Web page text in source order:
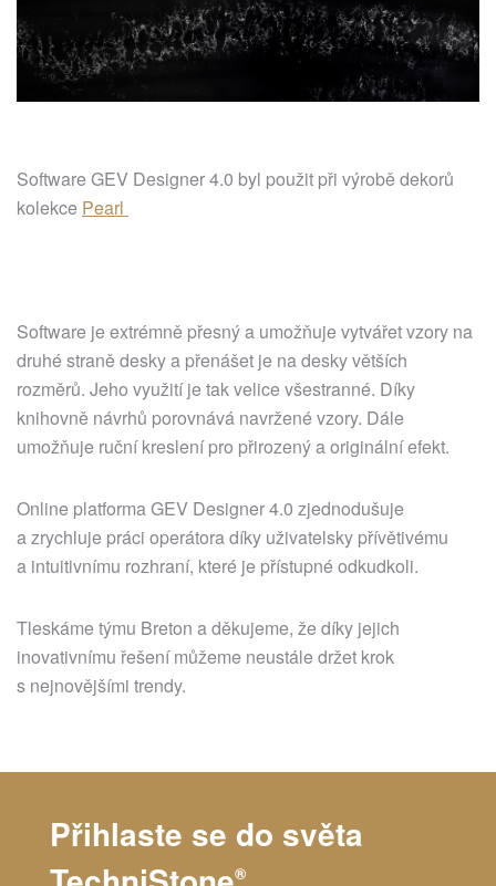
Software GEV Designer 4.0 byl použit při výrobě dekorů
kolekce Pearl
Software je extrémně přesný a umožňuje vytvářet vzory na
druhé straně desky a přenášet je na desky větších
rozměrů. Jeho využití je tak velice všestranné. Díky
knihovně návrhů porovnává navržené vzory. Dále
umožňuje ruční kreslení pro přirozený a originální efekt.
Online platforma GEV Designer 4.0 zjednodušuje
a zrychluje práci operátora díky uživatelsky přívětivému
a intuitivnímu rozhraní, které je přístupné odkudkoli.
Tleskáme týmu Breton a děkujeme, že díky jejich
inovativnímu řešení můžeme neustále držet krok
s nejnovějšími trendy.
Přihlaste se do světa
®